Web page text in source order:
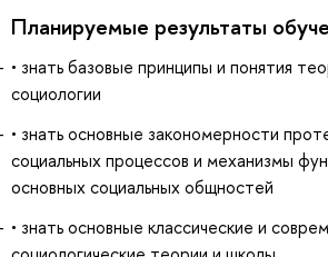
Планируемые результаты
• знать базовые принципы и понятия
социологии
• знать основные закономерности
социальных процессов и механизмы
основных социальных общностей
• знать основные классические и